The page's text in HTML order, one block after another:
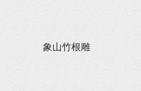
象山竹根雕